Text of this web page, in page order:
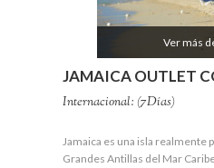
Ver más
JAMAICA OUTLET
Internacional: (7Días)
Jamaica es una isla realmente
Grandes Antillas del Mar